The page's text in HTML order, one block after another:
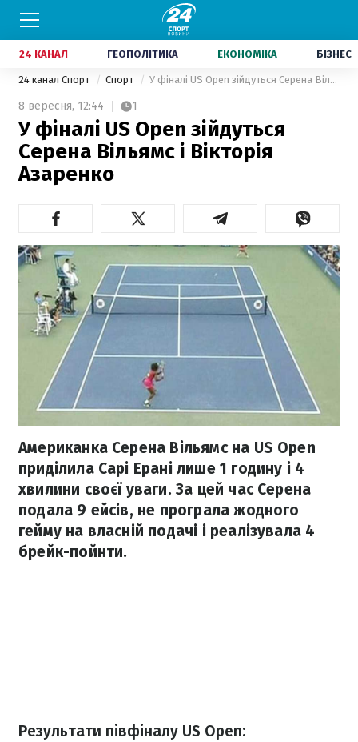
24 КАНАЛ ГЕОПОЛІТИКА ЕКОНОМІКА БІЗНЕС
24 канал Спорт Спорт У фіналі US Open зійдуться Серена Вільямс і Вікторія Азаренко
8 вересня, 12:44 1
У фіналі US Open зійдуться
Серена Вільямс і Вікторія
Азаренко
Американка Серена Вільямс на US Open
приділила Сарі Ерані лише 1 годину і 4
хвилини своєї уваги. За цей час Серена
подала 9 ейсів, не програла жодного
гейму на власній подачі і реалізувала 4
брейк-пойнти.
Результати півфіналу US Open: